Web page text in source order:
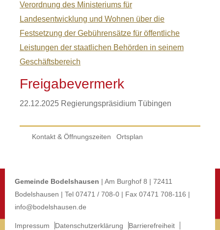
Verordnung des Ministeriums für
Landesentwicklung und Wohnen über die
Festsetzung der Gebührensätze für öffentliche
Leistungen der staatlichen Behörden in seinem
Geschäftsbereich
Freigabevermerk
22.12.2025 Regierungspräsidium Tübingen
Kontakt & Öffnungszeiten Ortsplan
Gemeinde Bodelshausen | Am Burghof 8 | 72411
Bodelshausen | Tel 07471 / 708-0 | Fax 07471 708-116 |
info@bodelshausen.de
Impressum Datenschutzerklärung
Barrierefreiheit